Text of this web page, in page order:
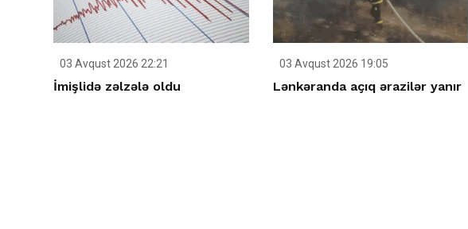
03 Avqust 2026 22:21
İmişlidə zəlzələ oldu
03 Avqust 2026 19:05
Lənkəranda açıq ərazilər yanır